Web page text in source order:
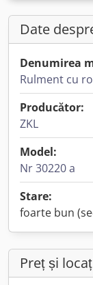
Date
Denumirea
Rulment cu
Producător:
ZKL
Model:
Nr 30220 a
Stare:
foarte bun
Preț și